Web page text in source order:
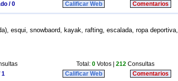
/ 0 Calificar Web Comentarios
esqui, snowbaord, kayak, rafting, escalada, ropa deportiva,
Total: 0 Votos | 212 Consultas
1 Calificar Web Comentarios